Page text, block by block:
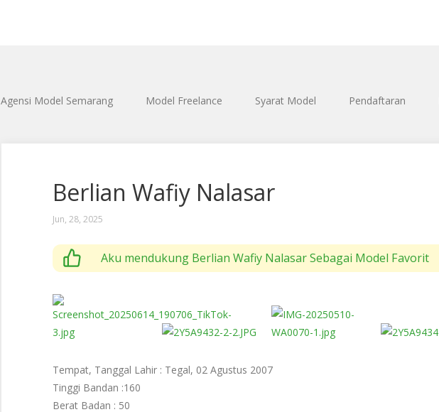
Agensi Model Semarang Model Freelance Syarat Model Pendaftaran
Berlian Wafiy Nalasar
Jun, 28, 2025
Aku mendukung Berlian Wafiy Nalasar Sebagai Model Favorit
Tempat, Tanggal Lahir : Tegal, 02 Agustus 2007
Tinggi Bandan :160
Berat Badan : 50